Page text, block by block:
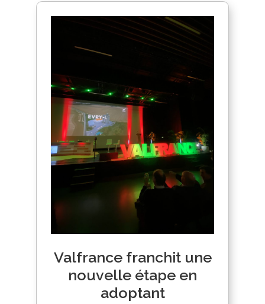
Valfrance franchit une
nouvelle étape en
adoptant